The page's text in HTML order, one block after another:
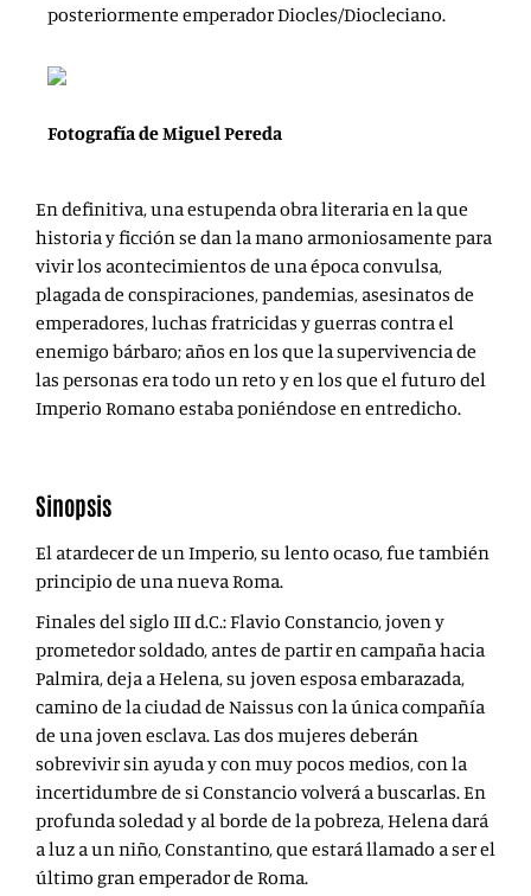
posteriormente emperador Diocles/Diocleciano.
Fotografía de Miguel Pereda
En definitiva, una estupenda obra literaria en la que
historia y ficción se dan la mano armoniosamente para
vivir los acontecimientos de una época convulsa,
plagada de conspiraciones, pandemias, asesinatos de
emperadores, luchas fratricidas y guerras contra el
enemigo bárbaro; años en los que la supervivencia de
las personas era todo un reto y en los que el futuro del
Imperio Romano estaba poniéndose en entredicho.
Sinopsis
El atardecer de un Imperio, su lento ocaso, fue también
principio de una nueva Roma.
Finales del siglo III d.C.: Flavio Constancio, joven y
prometedor soldado, antes de partir en campaña hacia
Palmira, deja a Helena, su joven esposa embarazada,
camino de la ciudad de Naissus con la única compañía
de una joven esclava. Las dos mujeres deberán
sobrevivir sin ayuda y con muy pocos medios, con la
incertidumbre de si Constancio volverá a buscarlas. En
profunda soledad y al borde de la pobreza, Helena dará
a luz a un niño, Constantino, que estará llamado a ser el
último gran emperador de Roma.